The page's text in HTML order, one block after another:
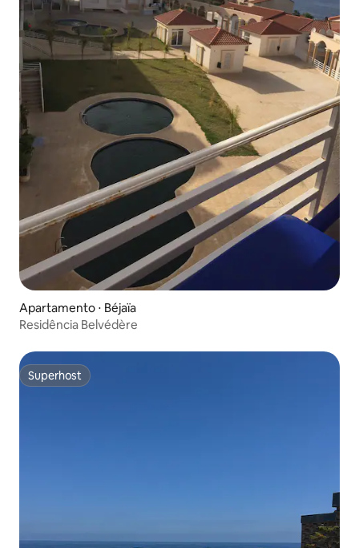
Apartamento ⋅ Béjaïa
Residência Belvédère
Superhost
Superhost